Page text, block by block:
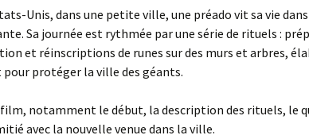
Unis, dans une petite ville, une préado vit sa vie
Sa journée est rythmée par une série de rituels :
et réinscriptions de runes sur des murs et arbres,
protéger la ville des géants.
film, notamment le début, la description des rituels, le
avec la nouvelle venue dans la ville.